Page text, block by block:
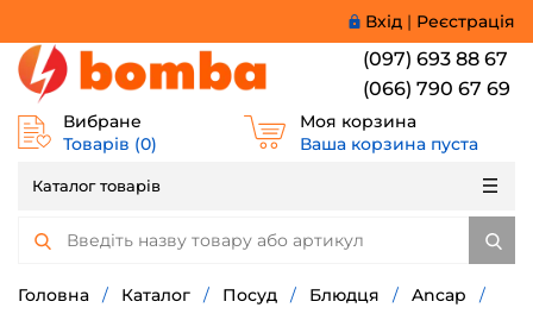
Вхід | Реєстрація
(097) 693 88 67
(066) 790 67 69
Вибране
Товарів (0)
Моя корзина
Ваша корзина пуста
Каталог товарів
Головна / Каталог / Посуд / Блюдця / Ancap /